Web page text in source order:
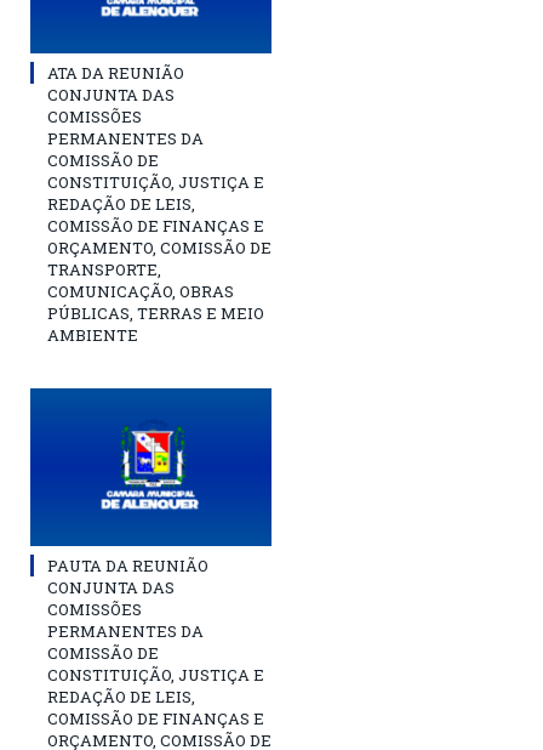
ATA DA REUNIÃO
CONJUNTA DAS
COMISSÕES
PERMANENTES DA
COMISSÃO DE
CONSTITUIÇÃO, JUSTIÇA E
REDAÇÃO DE LEIS,
COMISSÃO DE FINANÇAS E
ORÇAMENTO, COMISSÃO DE
TRANSPORTE,
COMUNICAÇÃO, OBRAS
PÚBLICAS, TERRAS E MEIO
AMBIENTE
PAUTA DA REUNIÃO
CONJUNTA DAS
COMISSÕES
PERMANENTES DA
COMISSÃO DE
CONSTITUIÇÃO, JUSTIÇA E
REDAÇÃO DE LEIS,
COMISSÃO DE FINANÇAS E
ORÇAMENTO, COMISSÃO DE